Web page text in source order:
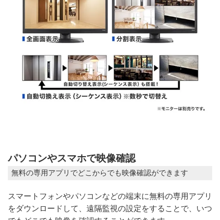
パソコンやスマホで映像確認
無料の専用アプリでどこからでも映像確認ができます
スマートフォンやパソコンなどの端末に無料の専用アプリ
をダウンロードして、遠隔監視の設定をすることで、いつ